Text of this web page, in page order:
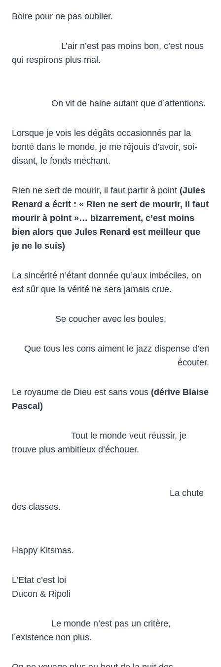
Boire pour ne pas oublier.
L’air n’est pas moins bon, c’est nous
qui respirons plus mal.
On vit de haine autant que d’attentions.
Lorsque je vois les dégâts occasionnés par la
bonté dans le monde, je me réjouis d’avoir, soi-
disant, le fonds méchant.
Rien ne sert de mourir, il faut partir à point (Jules
Renard a écrit : « Rien ne sert de mourir, il faut
mourir à point »… bizarrement, c’est moins
bien alors que Jules Renard est meilleur que
je ne le suis)
La sincérité n’étant donnée qu’aux imbéciles, on
est sûr que la vérité ne sera jamais crue.
Se coucher avec les boules.
Que tous les cons aiment le jazz dispense d’en
écouter.
Le royaume de Dieu est sans vous (dérive Blaise
Pascal)
Tout le monde veut réussir, je
trouve plus ambitieux d’échouer.
La chute
des classes.
Happy Kitsmas.
L’Etat c’est loi
Ducon & Ripoli
Le monde n’est pas un critère,
l’existence non plus.